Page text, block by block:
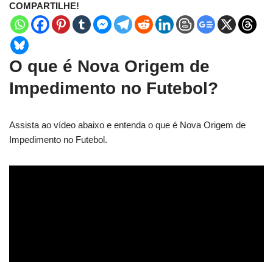
COMPARTILHE!
O que é Nova Origem de
Impedimento no Futebol?
Assista ao vídeo abaixo e entenda o que é Nova Origem de
Impedimento no Futebol.